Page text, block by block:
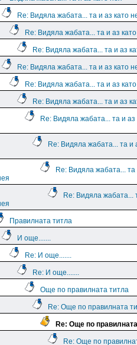
Re: Видяла жабата... та и аз като
Re: Видяла жабата... та и аз
Re: Видяла жабата... та и аз
Re: Видяла жабата... та и аз като
Re: Видяла жабата... та и аз
Re: Видяла жабата... та и аз
Re: Видяла жабата... та и аз
Re: Видяла жабата... та и
Re: Видяла жабата... та
Re: Видяла жабата...
Правилната титла
И още.......
Re: И още.......
Re: И още.......
Още по правилната титла
Re: Още по правилната
Re: Още по
Re: Още по